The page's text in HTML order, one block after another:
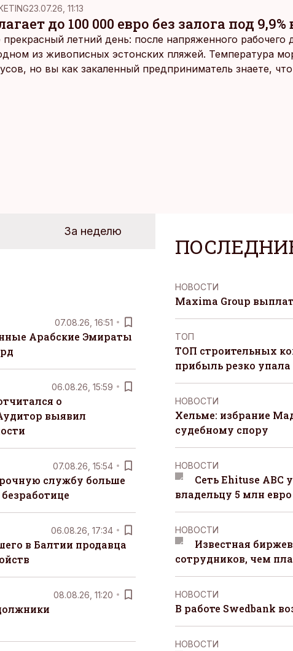
23.07.26, 11:13
до 100 000 евро без залога под 9,9%
прекрасный летний день: после напряженного рабочего
из живописных эстонских пляжей. Температура
но вы как закаленный предприниматель знаете,
За неделю
07.08.26, 16:51
Арабские Эмираты
06.08.26, 15:59
о
выявил
07.08.26, 15:54
службу больше
06.08.26, 17:34
в Балтии продавца
08.08.26, 11:20
НОВОСТИ
Maxima Group
ТОП
ТОП строительных
прибыль резко упала
НОВОСТИ
Хельме: избрание
судебному спору
НОВОСТИ
Сеть Ehituse
владельцу 5 млн евро
НОВОСТИ
Известная
сотрудников, чем
НОВОСТИ
В работе Swedbank
НОВОСТИ